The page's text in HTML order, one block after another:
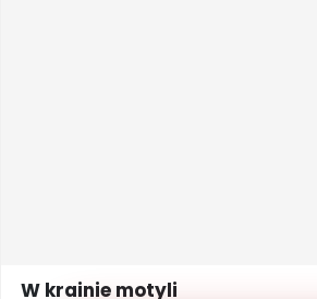
W krainie motyli